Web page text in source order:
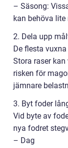
– Säsong:
kan behöva
2. Dela upp
De flesta
Stora raser
risken för
jämnare
3. Byt foder
Vid byte av
nya fodret
– Dag